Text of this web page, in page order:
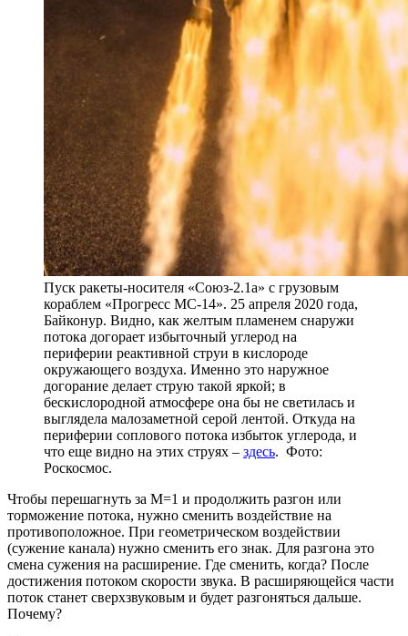
Пуск ракеты-носителя «Союз-2.1а» с грузовым
кораблем «Прогресс МС-14». 25 апреля 2020 года,
Байконур. Видно, как желтым пламенем снаружи
потока догорает избыточный углерод на
периферии реактивной струи в кислороде
окружающего воздуха. Именно это наружное
догорание делает струю такой яркой; в
бескислородной атмосфере она бы не светилась и
выглядела малозаметной серой лентой. Откуда на
периферии соплового потока избыток углерода, и
что еще видно на этих струях – здесь. Фото:
Роскосмос.
Чтобы перешагнуть за М=1 и продолжить разгон или
торможение потока, нужно сменить воздействие на
противоположное. При геометрическом воздействии
(сужение канала) нужно сменить его знак. Для разгона это
смена сужения на расширение. Где сменить, когда? После
достижения потоком скорости звука. В расширяющейся части
поток станет сверхзвуковым и будет разгоняться дальше.
Почему?